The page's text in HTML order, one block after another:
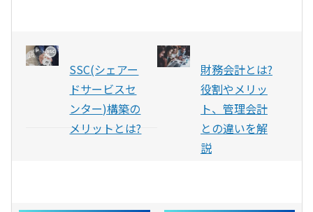
SSC(シェアー
ドサービスセ
ンター)構築の
メリットとは?
財務会計とは?
役割やメリッ
ト、管理会計
との違いを解
説